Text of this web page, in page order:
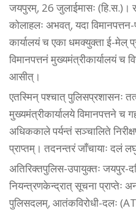
जयपुरम्, 26 जुलाईमासः (हि.स.)।
कोलाहलः अभवत्, यदा
कार्यालयं च एका धमक्युक्ता ई-मेल्
विमानपत्तनं मुख्यमंत्रीकार्यालयं च
आसीत्।
एतस्मिन् पश्चात् पुलिसप्रशासनः
मुख्यमंत्रीकार्यालये विमानपत्तने च
अधिककाले पर्यन्तं सञ्चालिते
प्राप्तम्। तदनन्तरं जाँचायाः दलं
अतिरिक्तपुलिस-उपायुक्तः जयपुर-
नियन्त्रणकेन्द्रात् सूचना प्राप्तेः
पुलिसदलम्, आतंकविरोधी-दलः